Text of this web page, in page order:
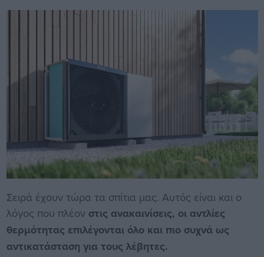
Σειρά έχουν τώρα τα σπίτια μας. Αυτός είναι και ο
λόγος που πλέον στις ανακαινίσεις, οι αντλίες
θερμότητας επιλέγονται όλο και πιο συχνά ως
αντικατάσταση για τους λέβητες.